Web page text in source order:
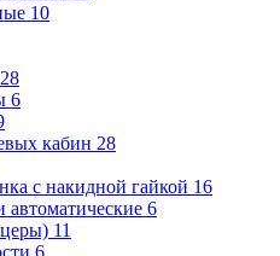
10
28
6
кабин 28
с накидной гайкой 16
автоматические 6
11
6